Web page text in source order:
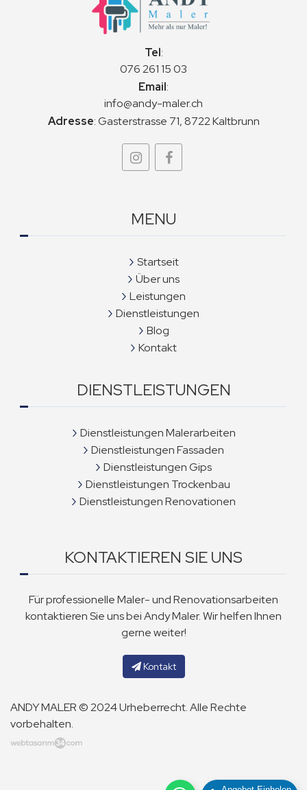
Tel:
076 261 15 03
Email:
info@andy-maler.ch
Adresse:Gasterstrasse 71, 8722 Kaltbrunn
MENU
Startseit
Über uns
Leistungen
Dienstleistungen
Blog
Kontakt
DIENSTLEISTUNGEN
Dienstleistungen Malerarbeiten
Dienstleistungen Fassaden
Dienstleistungen Gips
Dienstleistungen Trockenbau
Dienstleistungen Renovationen
KONTAKTIEREN SIE UNS
Für professionelle Maler- und Renovationsarbeiten
kontaktieren Sie uns bei Andy Maler. Wir helfen Ihnen
gerne weiter!
Kontakt
ANDY MALER © 2024 Urheberrecht. Alle Rechte
vorbehalten.